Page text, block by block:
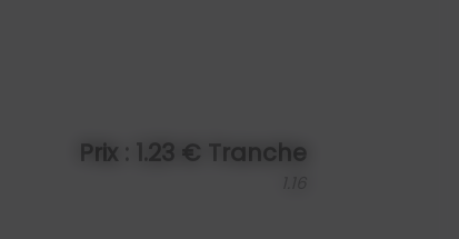
Prix : 1.23 € Tranche